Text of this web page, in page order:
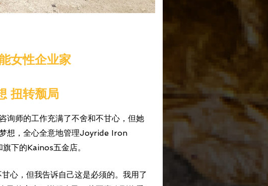
女性企业家
扭转颓局
询师的工作充满了不舍和不甘心，但她
想，全心全意地管理Joyride Iron
下的Kainos五金店。
心，但我告诉自己这是必须的。我用了